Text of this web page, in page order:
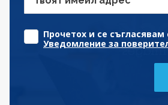
Прочетох и се съгласявам
Уведомление за